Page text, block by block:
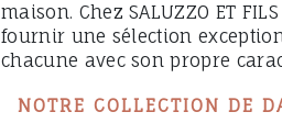
maison. Chez SALUZZO ET
fournir une sélection
chacune avec son propre
NOTRE COLLECTION DE